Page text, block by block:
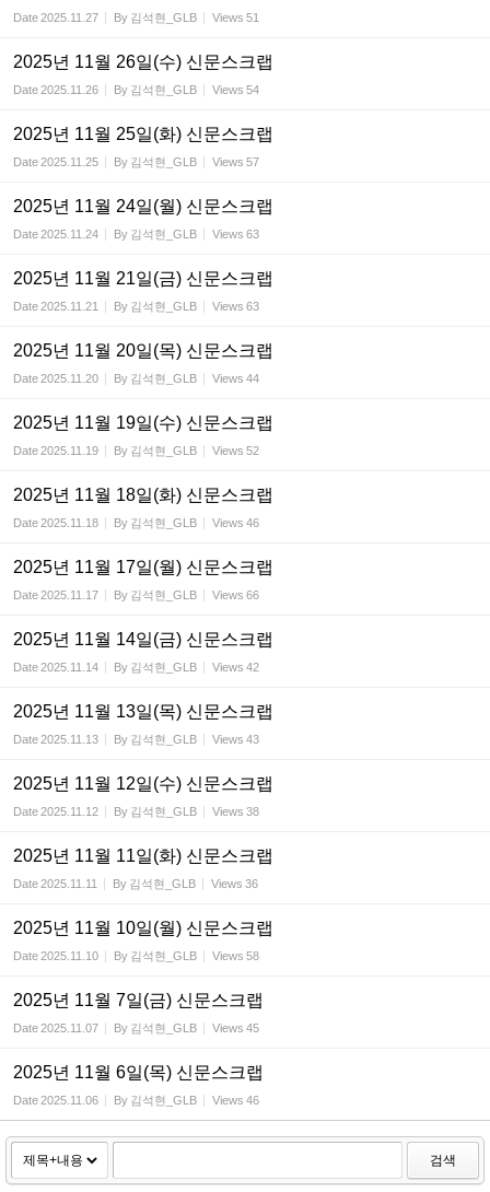
Date2025.11.27 By 김석현_GLB Views 51
2025년 11월 26일(수) 신문스크랩
Date2025.11.26 By 김석현_GLB Views 54
2025년 11월 25일(화) 신문스크랩
Date2025.11.25 By 김석현_GLB Views 57
2025년 11월 24일(월) 신문스크랩
Date2025.11.24 By 김석현_GLB Views 63
2025년 11월 21일(금) 신문스크랩
Date2025.11.21 By 김석현_GLB Views 63
2025년 11월 20일(목) 신문스크랩
Date2025.11.20 By 김석현_GLB Views 44
2025년 11월 19일(수) 신문스크랩
Date2025.11.19 By 김석현_GLB Views 52
2025년 11월 18일(화) 신문스크랩
Date2025.11.18 By 김석현_GLB Views 46
2025년 11월 17일(월) 신문스크랩
Date2025.11.17 By 김석현_GLB Views 66
2025년 11월 14일(금) 신문스크랩
Date2025.11.14 By 김석현_GLB Views 42
2025년 11월 13일(목) 신문스크랩
Date2025.11.13 By 김석현_GLB Views 43
2025년 11월 12일(수) 신문스크랩
Date2025.11.12 By 김석현_GLB Views 38
2025년 11월 11일(화) 신문스크랩
Date2025.11.11 By 김석현_GLB Views 36
2025년 11월 10일(월) 신문스크랩
Date2025.11.10 By 김석현_GLB Views 58
2025년 11월 7일(금) 신문스크랩
Date2025.11.07 By 김석현_GLB Views 45
2025년 11월 6일(목) 신문스크랩
Date2025.11.06 By 김석현_GLB Views 46
검색